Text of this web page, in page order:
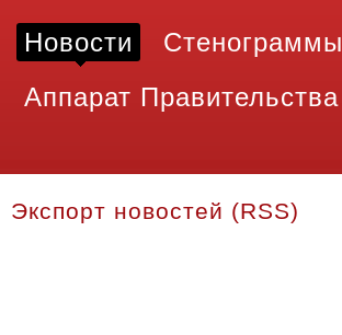
Новости Стенограммы
Аппарат Правительства
Экспорт новостей (RSS)